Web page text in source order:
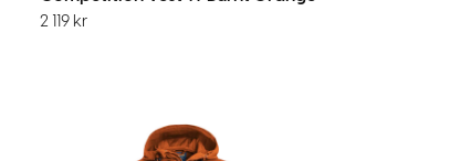
2 119 kr